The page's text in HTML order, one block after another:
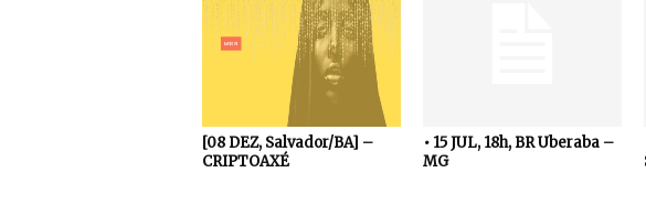
[08 DEZ, Salvador/BA] –
CRIPTOAXÉ
• 15 JUL, 18h, BR Uberaba –
MG